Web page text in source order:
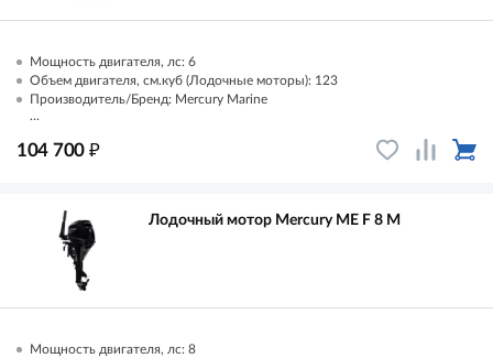
Мощность двигателя, лс: 6
Объем двигателя, см.куб (Лодочные моторы): 123
Производитель/Бренд: Mercury Marine
...
104 700 ₽
Лодочный мотор Mercury ME F 8 M
Мощность двигателя, лс: 8